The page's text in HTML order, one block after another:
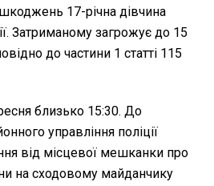
17-річна дівчина
Затриманому загрожує до 15
до частини 1 статті 115
близько 15:30. До
управління поліції
від місцевої мешканки про
на сходовому майданчику